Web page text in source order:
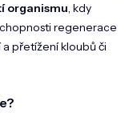
organismu, kdy
regenerace
přetížení kloubů či